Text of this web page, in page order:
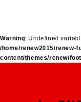
Warning: Undefined
/home/renew2015/renew-
content/themes/renew/